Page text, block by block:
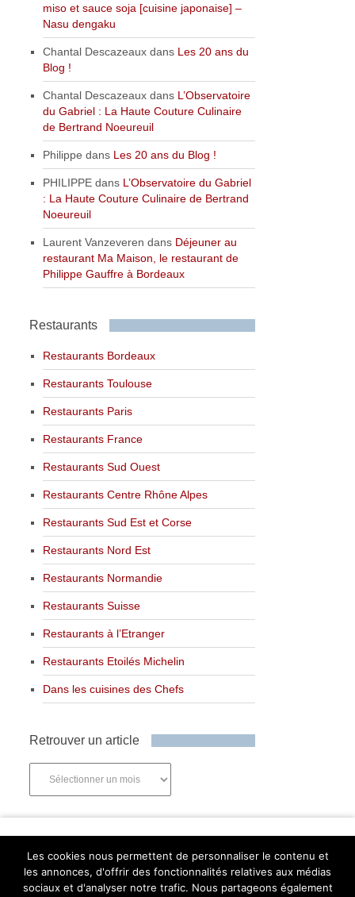
miso et sauce soja [cuisine japonaise] –
Nasu dengaku
Chantal Descazeaux dans Les 20 ans du
Blog !
Chantal Descazeaux dans L’Observatoire
du Gabriel : La Haute Couture Culinaire
de Bertrand Noeureuil
Philippe dans Les 20 ans du Blog !
PHILIPPE dans L’Observatoire du Gabriel
: La Haute Couture Culinaire de Bertrand
Noeureuil
Laurent Vanzeveren dans Déjeuner au
restaurant Ma Maison, le restaurant de
Philippe Gauffre à Bordeaux
Restaurants
Restaurants Bordeaux
Restaurants Toulouse
Restaurants Paris
Restaurants France
Restaurants Sud Ouest
Restaurants Centre Rhône Alpes
Restaurants Sud Est et Corse
Restaurants Nord Est
Restaurants Normandie
Restaurants Suisse
Restaurants à l’Etranger
Restaurants Etoilés Michelin
Dans les cuisines des Chefs
Retrouver un article
Les cookies nous permettent de personnaliser le contenu et
les annonces, d'offrir des fonctionnalités relatives aux médias
sociaux et d'analyser notre trafic. Nous partageons également